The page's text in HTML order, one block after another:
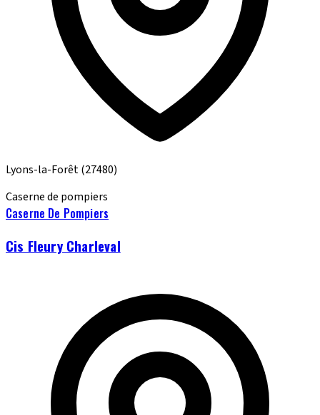
Lyons-la-Forêt(27480)
Caserne de pompiers
Caserne De Pompiers
Cis Fleury Charleval